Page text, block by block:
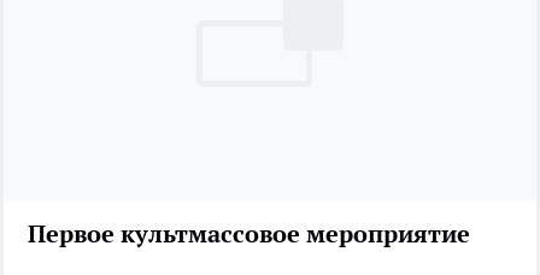
Первое культмассовое мероприятие